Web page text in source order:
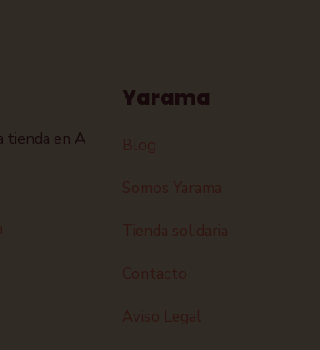
tienda en A
Yarama